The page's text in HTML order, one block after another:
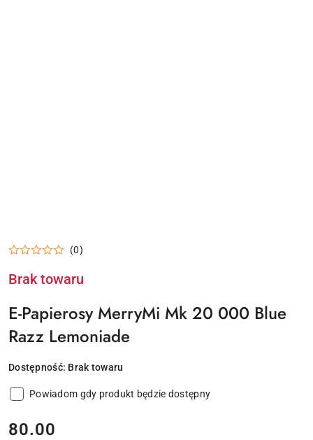
(0)
Brak towaru
E-Papierosy MerryMi Mk 20 000 Blue
Razz Lemoniade
Dostępność: Brak towaru
Powiadom gdy produkt będzie dostępny
cena:
80.00